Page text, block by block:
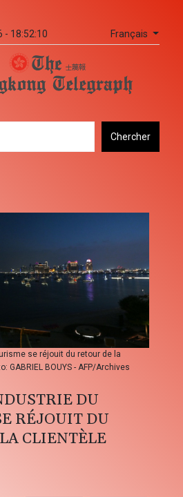
- 18:52:10 Français
Chercher
se réjouit du retour de la
GABRIEL BOUYS - AFP/Archives
DU
RÉJOUIT DU
CLIENTÈLE